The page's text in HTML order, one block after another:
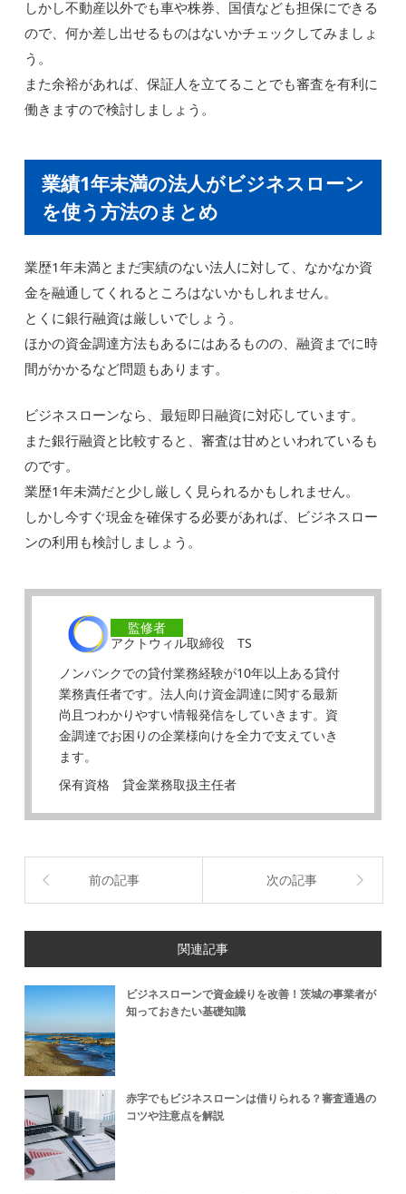
しかし不動産以外でも車や株券、国債なども担保にできる
ので、何か差し出せるものはないかチェックしてみましょ
う。
また余裕があれば、保証人を立てることでも審査を有利に
働きますので検討しましょう。
業績1年未満の法人がビジネスローン
を使う方法のまとめ
業歴1年未満とまだ実績のない法人に対して、なかなか資
金を融通してくれるところはないかもしれません。
とくに銀行融資は厳しいでしょう。
ほかの資金調達方法もあるにはあるものの、融資までに時
間がかかるなど問題もあります。
ビジネスローンなら、最短即日融資に対応しています。
また銀行融資と比較すると、審査は甘めといわれているも
のです。
業歴1年未満だと少し厳しく見られるかもしれません。
しかし今すぐ現金を確保する必要があれば、ビジネスロー
ンの利用も検討しましょう。
監修者
アクトウィル取締役 TS
ノンバンクでの貸付業務経験が10年以上ある貸付
業務責任者です。法人向け資金調達に関する最新
尚且つわかりやすい情報発信をしていきます。資
金調達でお困りの企業様向けを全力で支えていき
ます。
保有資格 貸金業務取扱主任者
前の記事 次の記事
関連記事
ビジネスローンで資金繰りを改善！茨城の事業者が
知っておきたい基礎知識
赤字でもビジネスローンは借りられる？審査通過の
コツや注意点を解説